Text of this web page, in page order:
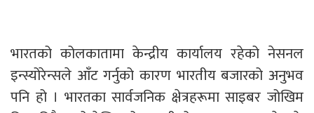
भारतको कोलकातामा केन्द्रीय कार्यालय रहेको नेसनल
इन्स्योरेन्सले आँट गर्नुको कारण भारतीय बजारको अनुभव
पनि हो । भारतका सार्वजनिक क्षेत्रहरूमा साइबर जोखिम